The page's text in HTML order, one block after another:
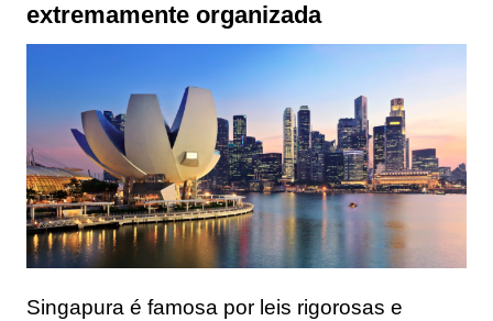
extremamente organizada
Singapura é famosa por leis rigorosas e